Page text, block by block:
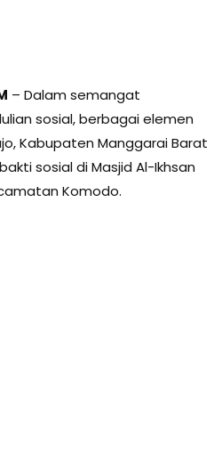
– Dalam semangat
sosial, berbagai elemen
Kabupaten Manggarai Barat
sosial di Masjid Al-Ikhsan
Komodo.